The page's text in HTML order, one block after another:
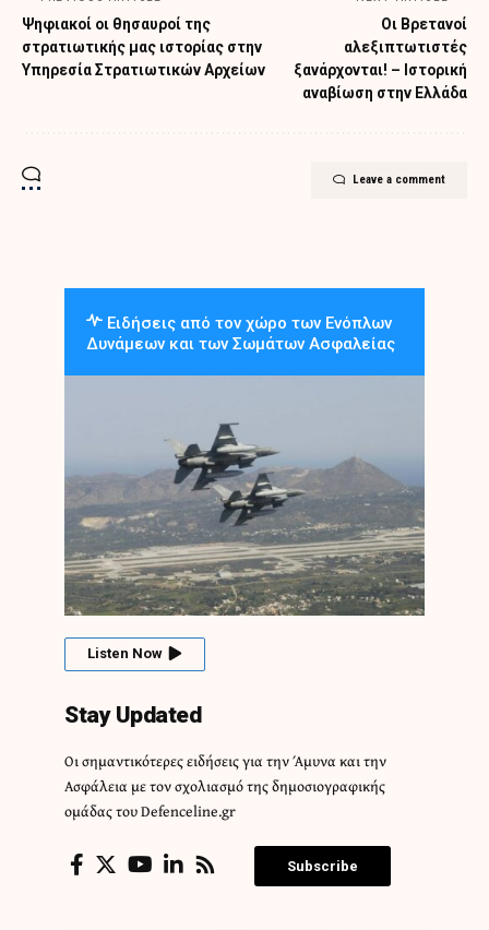
Ψηφιακοί οι θησαυροί της
στρατιωτικής μας ιστορίας στην
Υπηρεσία Στρατιωτικών Αρχείων
Οι Βρετανοί
αλεξιπτωτιστές
ξανάρχονται! – Ιστορική
αναβίωση στην Ελλάδα
Leave a comment
Ειδήσεις από τον χώρο των Ενόπλων
Δυνάμεων και των Σωμάτων Ασφαλείας
Listen Now
Stay Updated
Οι σημαντικότερες ειδήσεις για την Άμυνα και την
Ασφάλεια με τον σχολιασμό της δημοσιογραφικής
ομάδας του Defenceline.gr
Subscribe